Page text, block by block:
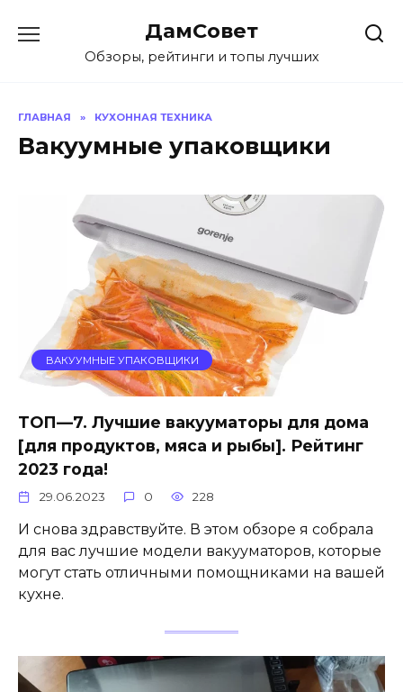
содержанию
ДамСовет
Обзоры, рейтинги и топы лучших
ГЛАВНАЯ » КУХОННАЯ ТЕХНИКА
Вакуумные упаковщики
ВАКУУМНЫЕ УПАКОВЩИКИ
ТОП—7. Лучшие вакууматоры для дома
[для продуктов, мяса и рыбы]. Рейтинг
2023 года!
29.06.2023 0 228
И снова здравствуйте. В этом обзоре я собрала
для вас лучшие модели вакууматоров, которые
могут стать отличными помощниками на вашей
кухне.